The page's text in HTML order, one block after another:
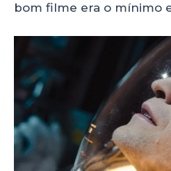
bom filme era o mínimo